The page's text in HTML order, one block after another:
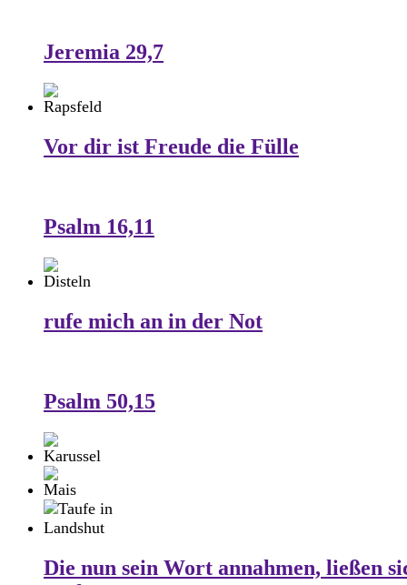
Jeremia 29,7
Vor dir ist Freude die Fülle
Psalm 16,11
rufe mich an in der Not
Psalm 50,15
Die nun sein Wort annahmen, ließen